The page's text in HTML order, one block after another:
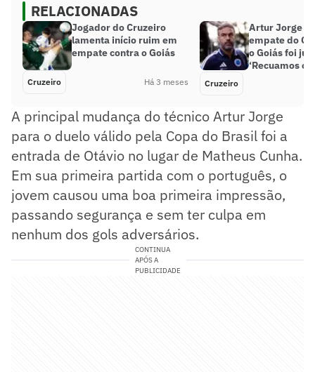
RELACIONADAS
Jogador do Cruzeiro
lamenta início ruim em
empate contra o Goiás
Cruzeiro Há 3 meses
Artur Jorge
empate do
o Goiás foi
‘Recuamos
Cruzeiro
A principal mudança do técnico Artur Jorge
para o duelo válido pela Copa do Brasil foi a
entrada de Otávio no lugar de Matheus Cunha.
Em sua primeira partida com o português, o
jovem causou uma boa primeira impressão,
passando segurança e sem ter culpa em
nenhum dos gols adversários.
CONTINUA
APÓS A
PUBLICIDADE